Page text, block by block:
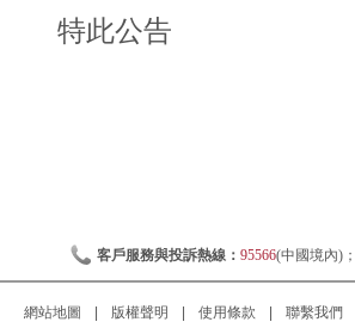
特此公告
客戶服務與投訴熱線： 95566(中國境內)；
網站地圖 版權聲明 使用條款 聯繫我們